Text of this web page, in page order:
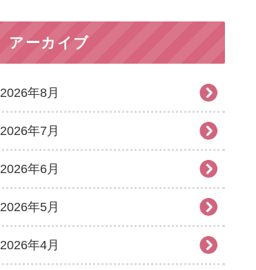
アーカイブ
2026年8月
2026年7月
2026年6月
2026年5月
2026年4月